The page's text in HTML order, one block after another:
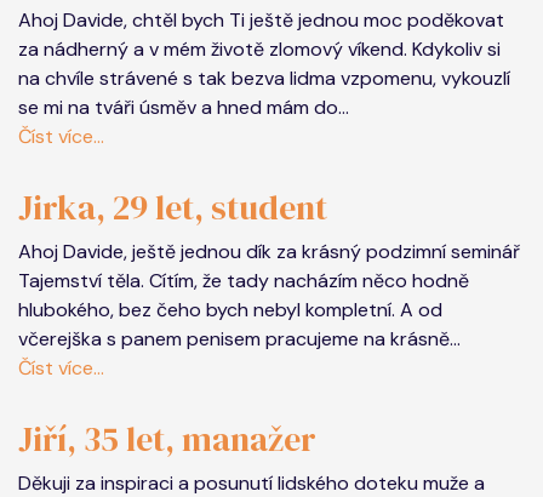
Ahoj Davide, chtěl bych Ti ještě jednou moc poděkovat
za nádherný a v mém životě zlomový víkend. Kdykoliv si
na chvíle strávené s tak bezva lidma vzpomenu, vykouzlí
se mi na tváři úsměv a hned mám do...
Číst více...
Jirka, 29 let, student
Ahoj Davide, ještě jednou dík za krásný podzimní seminář
Tajemství těla. Cítím, že tady nacházím něco hodně
hlubokého, bez čeho bych nebyl kompletní. A od
včerejška s panem penisem pracujeme na krásně...
Číst více...
Jiří, 35 let, manažer
Děkuji za inspiraci a posunutí lidského doteku muže a